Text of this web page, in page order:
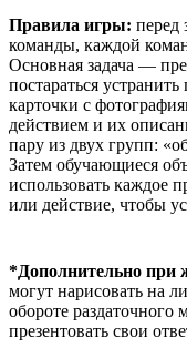
Правила игры: перед
команды, каждой
Основная задача —
постараться
карточки с
действием и их
пару из двух групп:
Затем обучающиеся
использовать каждое
или действие, чтобы
*Дополнительно при
могут нарисовать на
обороте раздаточного
презентовать свои